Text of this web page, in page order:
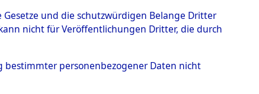
und die schutzwürdigen Belange Dritter
nicht für Veröffentlichungen Dritter, die durch
bestimmter personenbezogener Daten nicht